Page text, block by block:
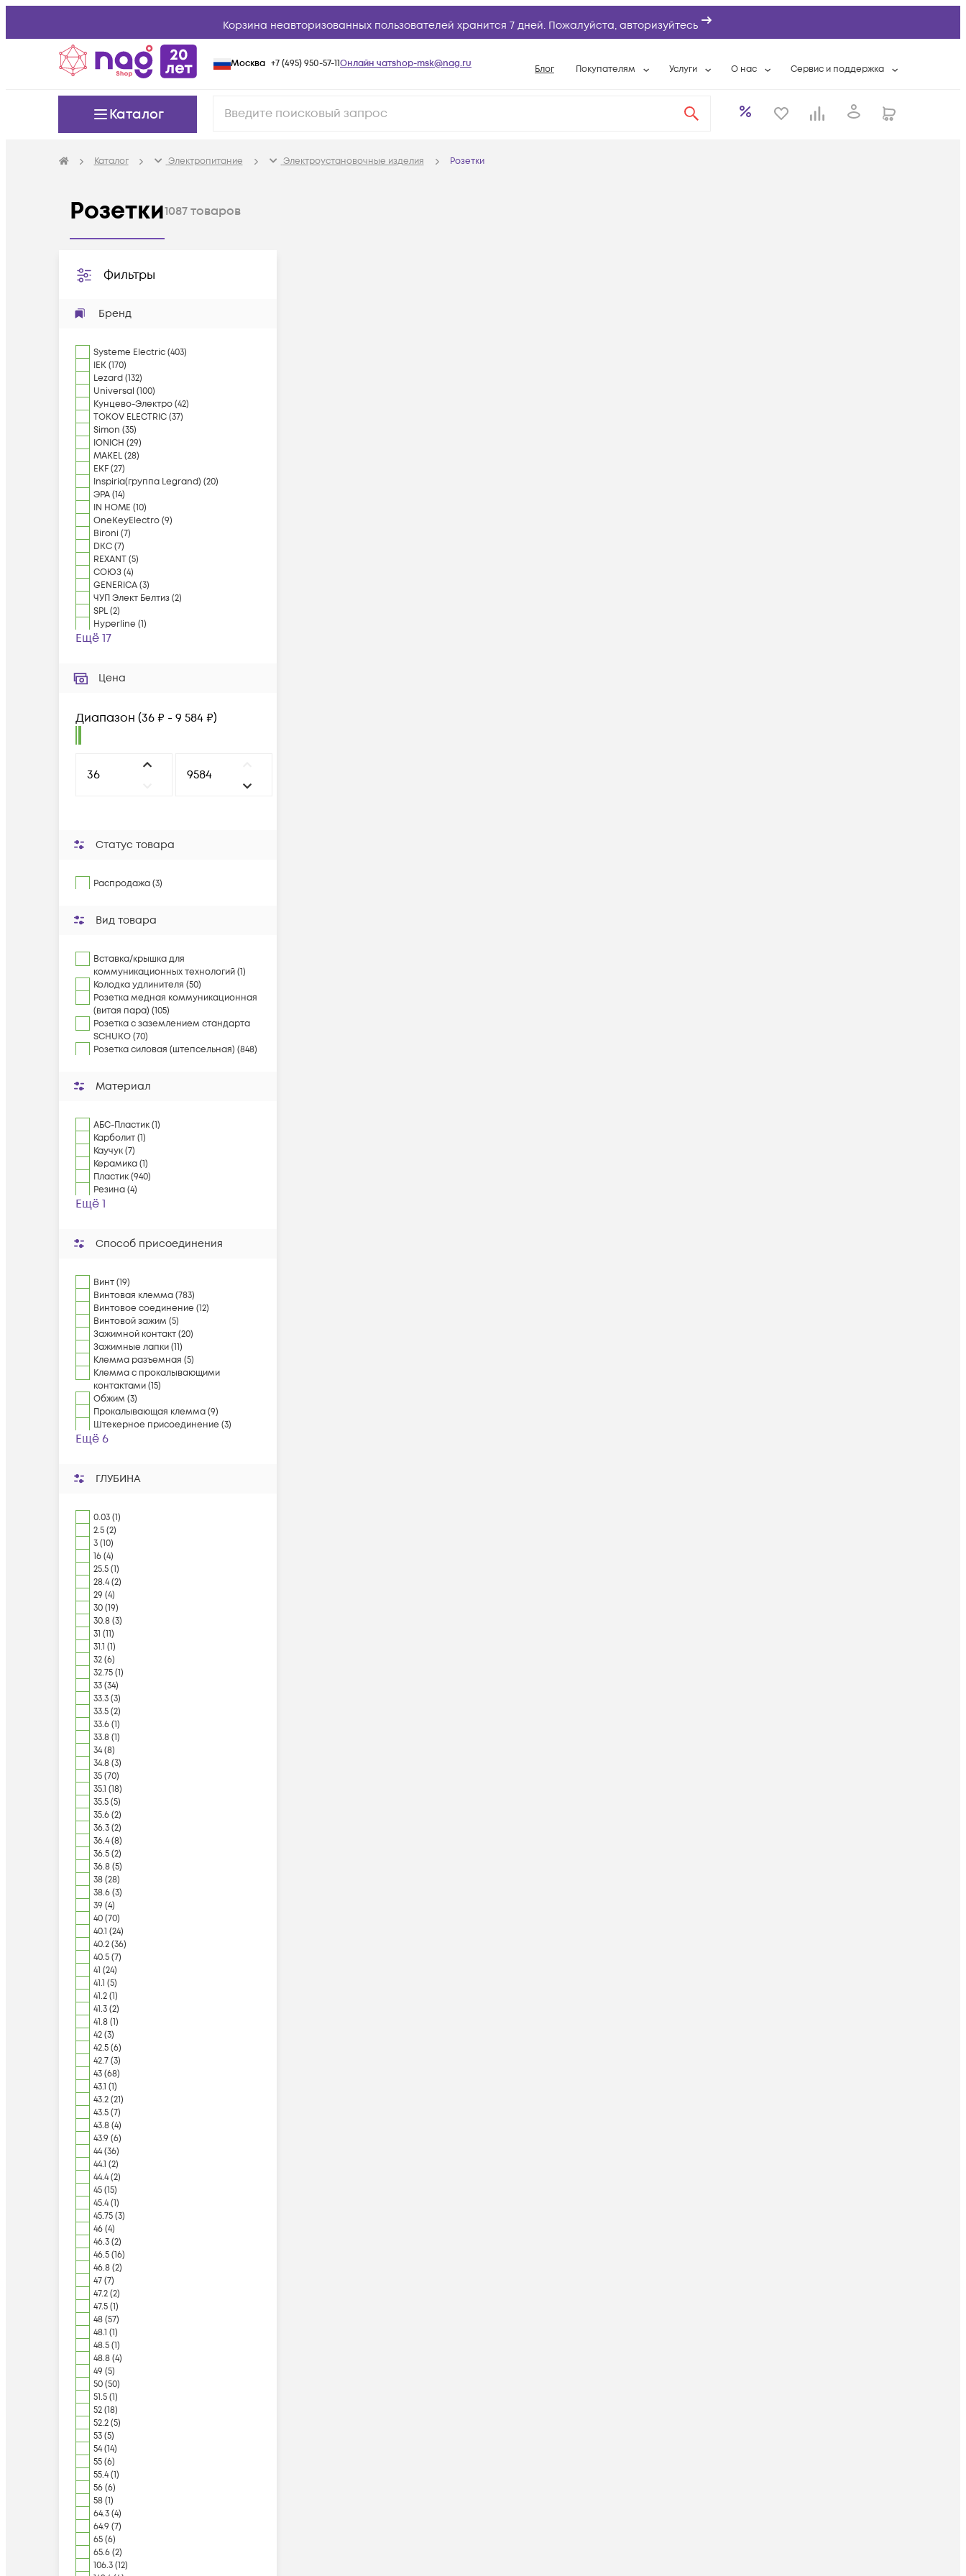
Корзина неавторизованных пользователей хранится 7 дней. Пожалуйста, авторизуйтесь
Москва +7 (495) 950-57-11Онлайн чатshop-msk@nag.ru Блог Покупателям Услуги
Системная интеграция
О нас
Контактная информация
Сервис и поддержка
Контакты сервисных центров
Каталог
Каталог Электропитание Электроустановочные изделия Розетки
Розетки1087товаров
Фильтры
Бренд
Systeme Electric(403)
IEK(170)
Lezard(132)
Universal (100)
Кунцево-Электро(42)
TOKOV ELECTRIC(37)
Simon (35)
IONICH (29)
MAKEL(28)
EKF(27)
Inspiria(группа Legrand) (20)
ЭРА(14)
IN HOME (10)
OneKeyElectro(9)
Bironi (7)
DKC(7)
REXANT(5)
СОЮЗ(4)
GENERICA(3)
ЧУП Элект Белтиз(2)
SPL(2)
Hyperline (1)
Ещё 17
Цена
Диапазон (36 ₽ - 9 584 ₽)
Статус товара
Распродажа (3)
Вид товара
Вставка/крышка для
коммуникационных технологий (1)
Колодка удлинителя (50)
Розетка медная коммуникационная
(витая пара) (105)
Розетка с заземлением стандарта
SCHUKO (70)
Розетка силовая (штепсельная) (848)
Материал
АБС-Пластик (1)
Карболит (1)
Каучук (7)
Керамика (1)
Пластик (940)
Резина (4)
Ещё 1
Способ присоединения
Винт (19)
Винтовая клемма (783)
Винтовое соединение (12)
Винтовой зажим (5)
Зажимной контакт (20)
Зажимные лапки (11)
Клемма разъемная (5)
Клемма с прокалывающими
контактами (15)
Обжим (3)
Прокалывающая клемма (9)
Штекерное присоединение (3)
Ещё 6
ГЛУБИНА
0.03 (1)
2.5 (2)
3 (10)
16 (4)
25.5 (1)
28.4 (2)
29 (4)
30 (19)
30.8 (3)
31 (11)
31.1 (1)
32 (6)
32.75 (1)
33 (34)
33.3 (3)
33.5 (2)
33.6 (1)
33.8 (1)
34 (8)
34.8 (3)
35 (70)
35.1 (18)
35.5 (5)
35.6 (2)
36.3 (2)
36.4 (8)
36.5 (2)
36.8 (5)
38 (28)
38.6 (3)
39 (4)
40 (70)
40.1 (24)
40.2 (36)
40.5 (7)
41 (24)
41.1 (5)
41.2 (1)
41.3 (2)
41.8 (1)
42 (3)
42.5 (6)
42.7 (3)
43 (68)
43.1 (1)
43.2 (21)
43.5 (7)
43.8 (4)
43.9 (6)
44 (36)
44.1 (2)
44.4 (2)
45 (15)
45.4 (1)
45.75 (3)
46 (4)
46.3 (2)
46.5 (16)
46.8 (2)
47 (7)
47.2 (2)
47.5 (1)
48 (57)
48.1 (1)
48.5 (1)
48.8 (4)
49 (5)
50 (50)
51.5 (1)
52 (18)
52.2 (5)
53 (5)
54 (14)
55 (6)
55.4 (1)
56 (6)
58 (1)
64.3 (4)
64.9 (7)
65 (6)
65.6 (2)
106.3 (12)